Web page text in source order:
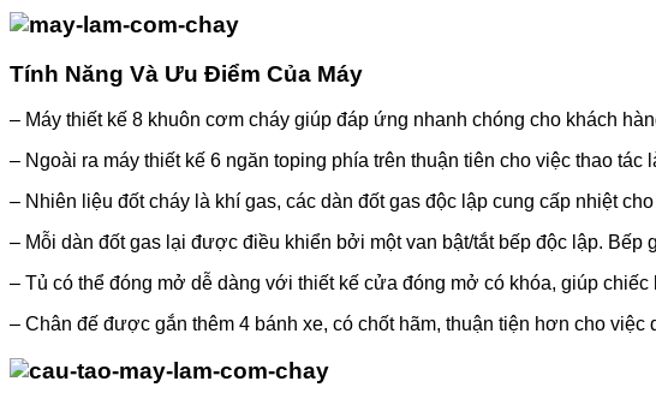
Tính Năng Và Ưu Điểm Của Máy
– Máy thiết kế 8 khuôn cơm cháy giúp đáp ứng nhanh chóng cho khách
– Ngoài ra máy thiết kế 6 ngăn toping phía trên thuận tiên cho việc thao tác
– N hiên liệu đốt cháy là khí gas, các dàn đốt gas độc lập cung cấp nhiệt
– Mỗi dàn đốt gas lại được điều khiển bởi một van bật/tắt bếp độc lập.
– Tủ có thể đóng mở dễ dàng với thiết kế cửa đóng mở có khóa, giúp
– Chân đế được gắn thêm 4 bánh xe, có chốt hãm, thuận tiện hơn cho việc